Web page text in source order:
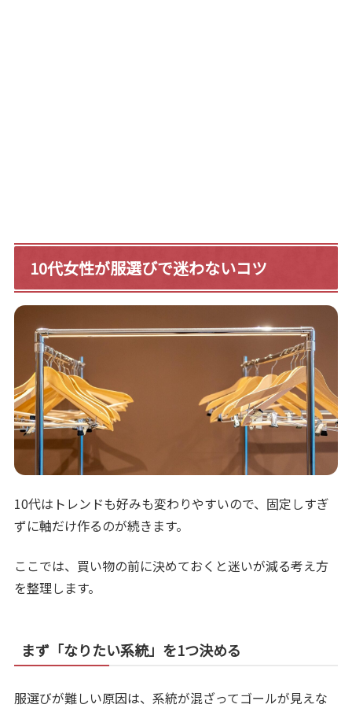
10代女性が服選びで迷わないコツ
10代はトレンドも好みも変わりやすいので、固定しすぎ
ずに軸だけ作るのが続きます。
ここでは、買い物の前に決めておくと迷いが減る考え方
を整理します。
まず「なりたい系統」を1つ決める
服選びが難しい原因は、系統が混ざってゴールが見えな